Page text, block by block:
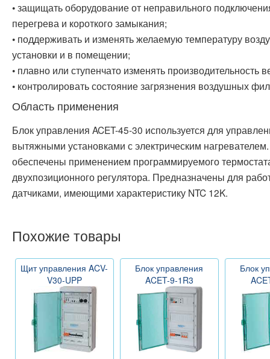
• защищать оборудование от неправильного
перегрева и короткого замыкания;
• поддерживать и изменять желаемую температуру
установки и в помещении;
• плавно или ступенчато изменять производительность
• контролировать состояние загрязнения воздушных
Область применения
Блок управления ACET-45-30 используется для
вытяжными установками с электрическим
обеспечены применением программируемого
двухпозиционного регулятора. Предназначены для
датчиками, имеющими характеристику NTC 12K.
Похожие товары
Щит управления ACV-
V30-UPP
Блок управления
ACET-9-1R3
Блок